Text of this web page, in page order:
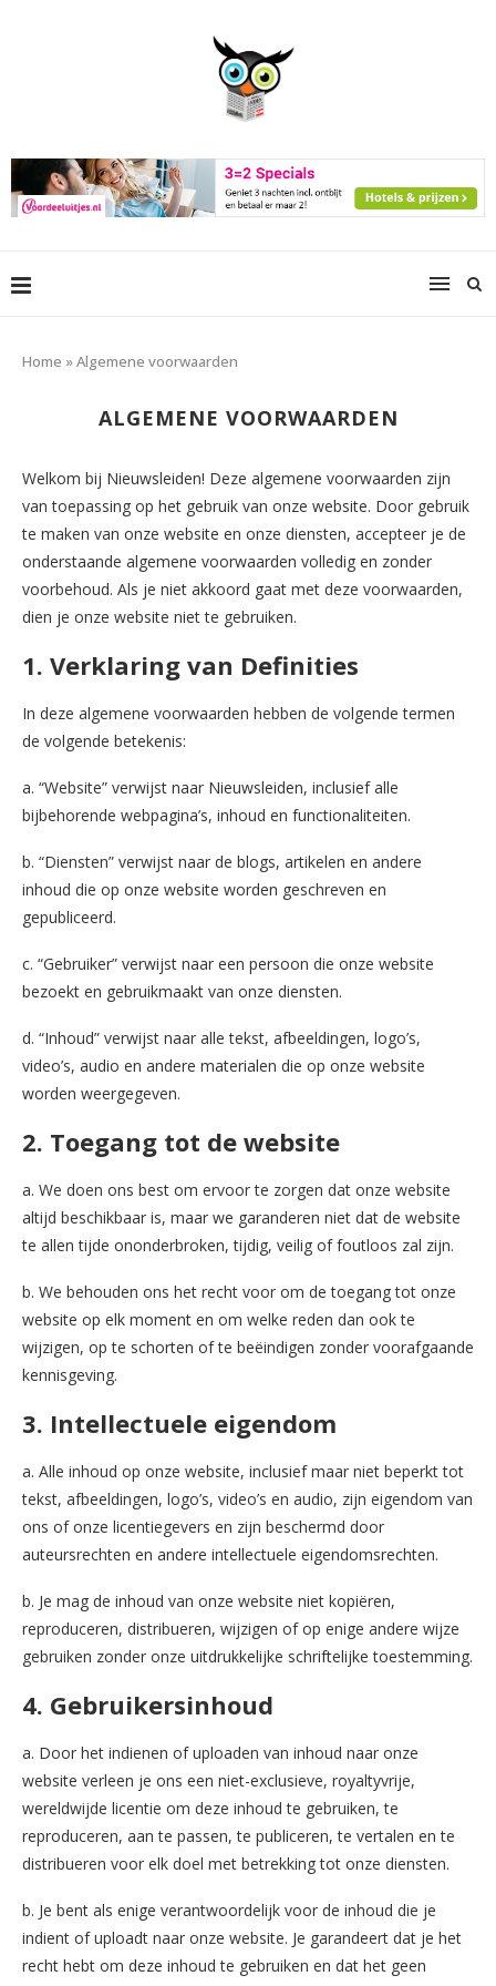
Home »Algemene voorwaarden
ALGEMENE VOORWAARDEN
Welkom bij Nieuwsleiden! Deze algemene voorwaarden zijn
van toepassing op het gebruik van onze website. Door gebruik
te maken van onze website en onze diensten, accepteer je de
onderstaande algemene voorwaarden volledig en zonder
voorbehoud. Als je niet akkoord gaat met deze voorwaarden,
dien je onze website niet te gebruiken.
1. Verklaring van Definities
In deze algemene voorwaarden hebben de volgende termen
de volgende betekenis:
a. “Website” verwijst naar Nieuwsleiden, inclusief alle
bijbehorende webpagina’s, inhoud en functionaliteiten.
b. “Diensten” verwijst naar de blogs, artikelen en andere
inhoud die op onze website worden geschreven en
gepubliceerd.
c. “Gebruiker” verwijst naar een persoon die onze website
bezoekt en gebruikmaakt van onze diensten.
d. “Inhoud” verwijst naar alle tekst, afbeeldingen, logo’s,
video’s, audio en andere materialen die op onze website
worden weergegeven.
2. Toegang tot de website
a. We doen ons best om ervoor te zorgen dat onze website
altijd beschikbaar is, maar we garanderen niet dat de website
te allen tijde ononderbroken, tijdig, veilig of foutloos zal zijn.
b. We behouden ons het recht voor om de toegang tot onze
website op elk moment en om welke reden dan ook te
wijzigen, op te schorten of te beëindigen zonder voorafgaande
kennisgeving.
3. Intellectuele eigendom
a. Alle inhoud op onze website, inclusief maar niet beperkt tot
tekst, afbeeldingen, logo’s, video’s en audio, zijn eigendom van
ons of onze licentiegevers en zijn beschermd door
auteursrechten en andere intellectuele eigendomsrechten.
b. Je mag de inhoud van onze website niet kopiëren,
reproduceren, distribueren, wijzigen of op enige andere wijze
gebruiken zonder onze uitdrukkelijke schriftelijke toestemming.
4. Gebruikersinhoud
a. Door het indienen of uploaden van inhoud naar onze
website verleen je ons een niet-exclusieve, royaltyvrije,
wereldwijde licentie om deze inhoud te gebruiken, te
reproduceren, aan te passen, te publiceren, te vertalen en te
distribueren voor elk doel met betrekking tot onze diensten.
b. Je bent als enige verantwoordelijk voor de inhoud die je
indient of uploadt naar onze website. Je garandeert dat je het
recht hebt om deze inhoud te gebruiken en dat het geen